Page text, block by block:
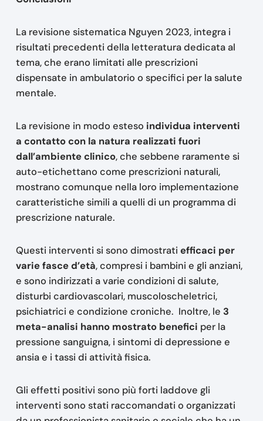
La revisione sistematica Nguyen 2023, integra i
risultati precedenti della letteratura dedicata al
tema, che erano limitati alle prescrizioni
dispensate in ambulatorio o specifici per la salute
mentale.
La revisione in modo esteso individua interventi
a contatto con la natura realizzati fuori
dall’ambiente clinico, che sebbene raramente si
auto-etichettano come prescrizioni naturali,
mostrano comunque nella loro implementazione
caratteristiche simili a quelli di un programma di
prescrizione naturale.
Questi interventi si sono dimostrati efficaci per
varie fasce d’età, compresi i bambini e gli anziani,
e sono indirizzati a varie condizioni di salute,
disturbi cardiovascolari, muscoloscheletrici,
psichiatrici e condizione croniche. Inoltre, le 3
meta-analisi hanno mostrato benefici per la
pressione sanguigna, i sintomi di depressione e
ansia e i tassi di attività fisica.
Gli effetti positivi sono più forti laddove gli
interventi sono stati raccomandati o organizzati